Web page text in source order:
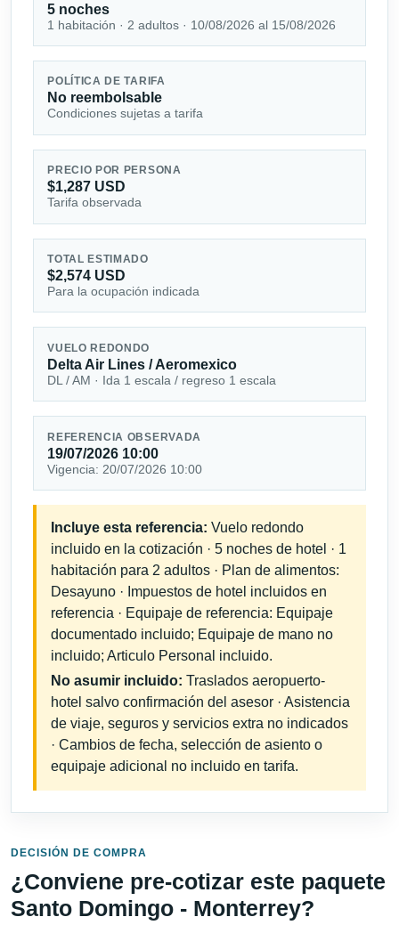
5 noches
1 habitación · 2 adultos · 10/08/2026 al 15/08/2026
POLÍTICA DE TARIFA
No reembolsable
Condiciones sujetas a tarifa
PRECIO POR PERSONA
$1,287 USD
Tarifa observada
TOTAL ESTIMADO
$2,574 USD
Para la ocupación indicada
VUELO REDONDO
Delta Air Lines / Aeromexico
DL / AM · Ida 1 escala / regreso 1 escala
REFERENCIA OBSERVADA
19/07/2026 10:00
Vigencia: 20/07/2026 10:00
Incluye esta referencia: Vuelo redondo
incluido en la cotización · 5 noches de hotel · 1
habitación para 2 adultos · Plan de alimentos:
Desayuno · Impuestos de hotel incluidos en
referencia · Equipaje de referencia: Equipaje
documentado incluido; Equipaje de mano no
incluido; Articulo Personal incluido.
No asumir incluido: Traslados aeropuerto-
hotel salvo confirmación del asesor · Asistencia
de viaje, seguros y servicios extra no indicados
· Cambios de fecha, selección de asiento o
equipaje adicional no incluido en tarifa.
DECISIÓN DE COMPRA
¿Conviene pre-cotizar este paquete
Santo Domingo - Monterrey?